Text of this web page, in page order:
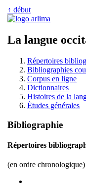
↑ début
La langue
Répertoires
Bibliographies
Corpus en ligne
Dictionnaires
Histoires de la
Études générales
Bibliographie
Répertoires
(en ordre chronologique)